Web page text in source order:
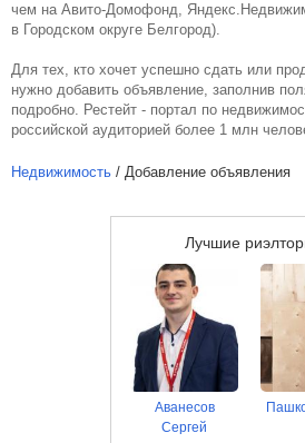
чем на Авито-Домофонд,
в Городском округе Белгород).
Для тех, кто хочет успешно сдать или
нужно добавить объявление, заполнив
подробно. Рестейт - портал по
российской аудиторией более 1 млн
Недвижимость / Добавление объявления
Лучшие
Аванесов
Сергей